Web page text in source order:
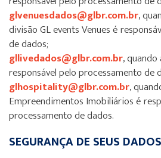
glvenuesdados@glbr.com.br,
divisão GL events Venues é
de dados;
gllivedados@glbr.com.br, quando
responsável pelo processamento de
glhospitality@glbr.com.br,
Empreendimentos Imobiliários é
processamento de dados.
SEGURANÇA DE SEUS